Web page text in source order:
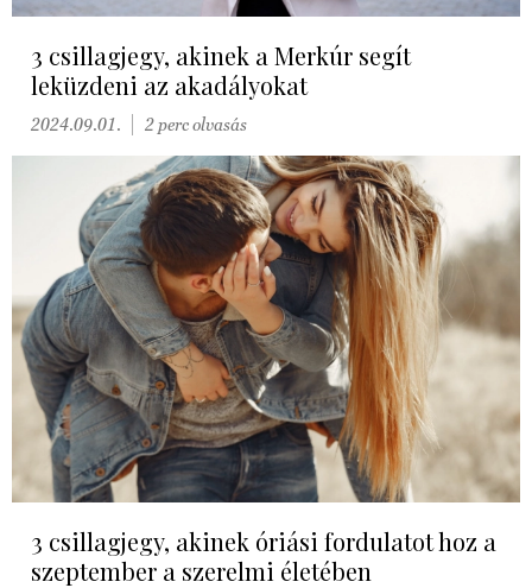
3 csillagjegy, akinek a Merkúr segít
leküzdeni az akadályokat
2024.09.01. 2 perc olvasás
3 csillagjegy, akinek óriási fordulatot hoz a
szeptember a szerelmi életében